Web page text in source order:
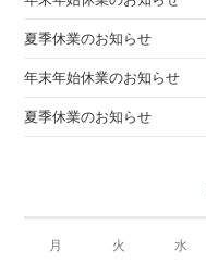
夏季休業のお知らせ
年末年始休業のお知らせ
夏季休業のお知らせ
月 火 水